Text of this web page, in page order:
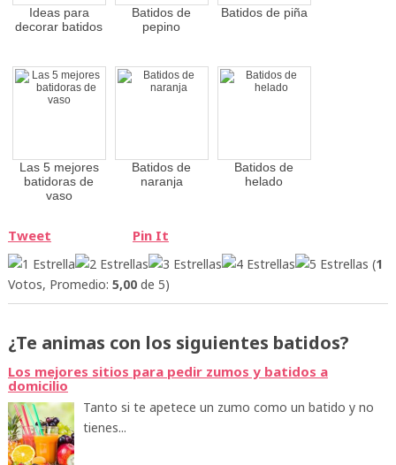
Ideas para
decorar batidos
Batidos de
pepino
Batidos de piña
Las 5 mejores
batidoras de
vaso
Batidos de
naranja
Batidos de
helado
Tweet Pin It
(1
Votos, Promedio: 5,00de 5)
¿Te animas con los siguientes batidos?
Los mejores sitios para pedir zumos y batidos a
domicilio
Tanto si te apetece un zumo como un batido y no
tienes...